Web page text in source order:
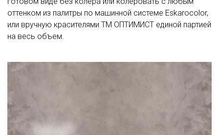
оттенком из палитры по машинной системе Eskarocolor,
или вручную красителями ТМ ОПТИМИСТ единой партией
на весь объем.